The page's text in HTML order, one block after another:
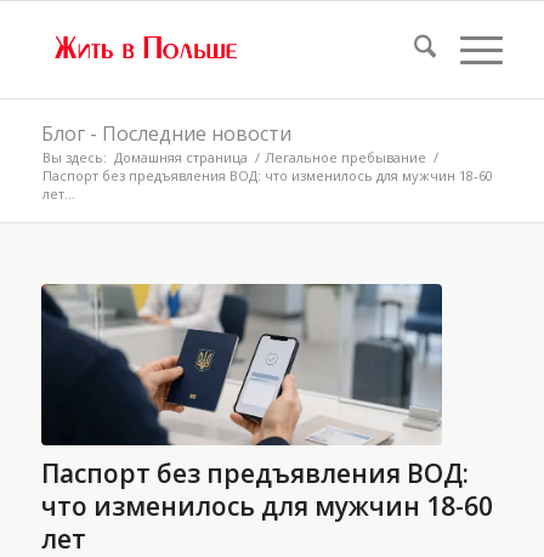
Блог - Последние новости
Вы здесь: Домашняя страница / Легальное пребывание /
Паспорт без предъявления ВОД: что изменилось для мужчин 18-60
лет...
Паспорт без предъявления ВОД:
что изменилось для мужчин 18-60
лет